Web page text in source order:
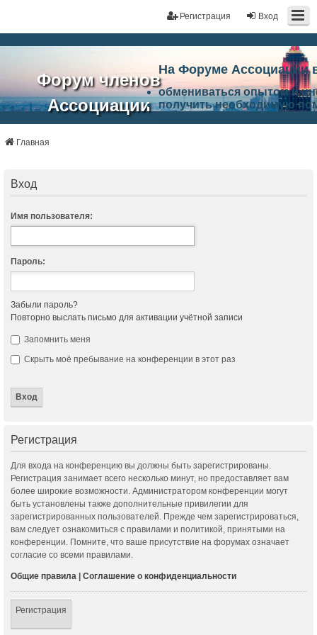
Вход
Регистрация
Форум членов
Ассоциации
На Форуме Ассоциации
обмениваться опытом и
получить необходимую
Ассоциации и успехам в
Главная
Вход
Имя пользователя:
Пароль:
Забыли пароль?
Повторно выслать письмо для активации учётной записи
Запомнить меня
Скрыть моё пребывание на конференции в этот раз
Регистрация
Для входа на конференцию вы должны быть зарегистрированы.
Регистрация занимает всего несколько минут, но предоставляет вам
более широкие возможности. Администратором конференции могут
быть установлены также дополнительные привилегии для
зарегистрированных пользователей. Прежде чем зарегистрироваться,
вам следует ознакомиться с правилами и политикой, принятыми на
конференции. Помните, что ваше присутствие на форумах означает
согласие со всеми правилами.
Общие правила | Соглашение о конфиденциальности
Регистрация